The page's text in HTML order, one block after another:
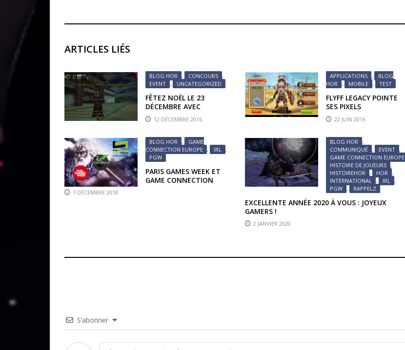
ARTICLES LIÉS
BLOG HOR , CONCOURS ,
EVENT , UNCATEGORIZED
FÊTEZ NOËL LE 23
DÉCEMBRE AVEC
HISTORY OF RAPPELZ !
TIRAGE AU SORT ET
12 DÉCEMBRE 2016
APPLICATIONS ,
BLOG
HOR , MOBILE , TEST
FLYFF LEGACY POINTE
SES PIXELS
22 JUIN 2016
BLOG HOR ,
GAME
CONNECTION EUROPE , IRL
,
PGW
PARIS GAMES WEEK ET
GAME CONNECTION
7 DÉCEMBRE 2018
BLOG HOR
,
COMMUNIQUÉ , EVENT ,
GAME CONNECTION EUROPE
HISTOIRE DE JOUEURS ,
HISTOIREHOR
, HOR
,
INTERNATIONAL
, IRL
,
PGW , RAPPELZ
EXCELLENTE ANNÉE 2020 À VOUS : JOYEUX
GAMERS !
2 JANVIER 2020
S’abonner